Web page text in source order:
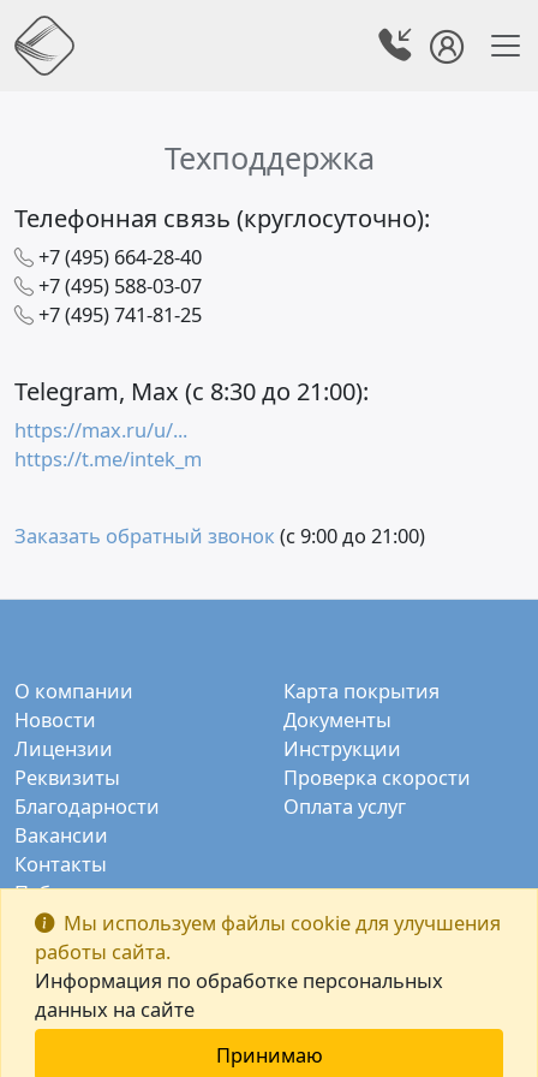
Техподдержка
Телефонная связь (круглосуточно):
+7 (495) 664-28-40
+7 (495) 588-03-07
+7 (495) 741-81-25
Telegram, Max (с 8:30 до 21:00):
https://max.ru/u/...
https://t.me/intek_m
Заказать обратный звонок (с 9:00 до 21:00)
Мы используем файлы cookie для улучшения
работы сайта.
Информация по обработке персональных
данных на сайте
Принимаю
О компании
Новости
Лицензии
Реквизиты
Благодарности
Вакансии
Контакты
Карта покрытия
Документы
Инструкции
Проверка скорости
Оплата услуг
Публичные камеры
Заказать звонок
© ООО "Интек-М" 2003-2026